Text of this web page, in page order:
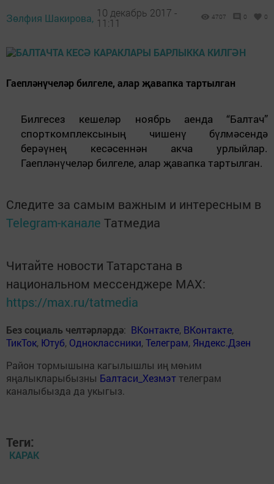
Зөлфия Шакирова, 10 декабрь 2017 -
11:11
4707 0 0
Гаепләнүчеләр билгеле, алар җавапка тартылган
Билгесез кешеләр ноябрь аенда “Балтач”
спорткомплексының чишенү бүлмәсендә
берәүнең кесәсеннән акча урлыйлар.
Гаепләнүчеләр билгеле, алар җавапка тартылган.
Следите за самым важным и интересным в
Telegram-канале Татмедиа
Читайте новости Татарстана в
национальном мессенджере MАХ:
https://max.ru/tatmedia
Без социаль челтәрләрдә: ВКонтакте, ВКонтакте,
ТикТок, Ютуб, Одноклассники,Телеграм, Яндекс.Дзен
Район тормышына кагылышлы иң мөһим
яңалыкларыбызны Балтаси_Хезмэт телеграм
каналыбызда да укыгыз.
Теги:
КАРАК